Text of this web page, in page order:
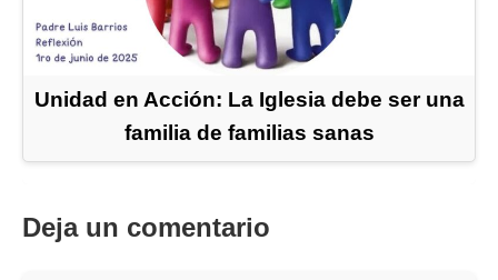
Unidad en Acción: La Iglesia debe ser una
familia de familias sanas
Deja un comentario